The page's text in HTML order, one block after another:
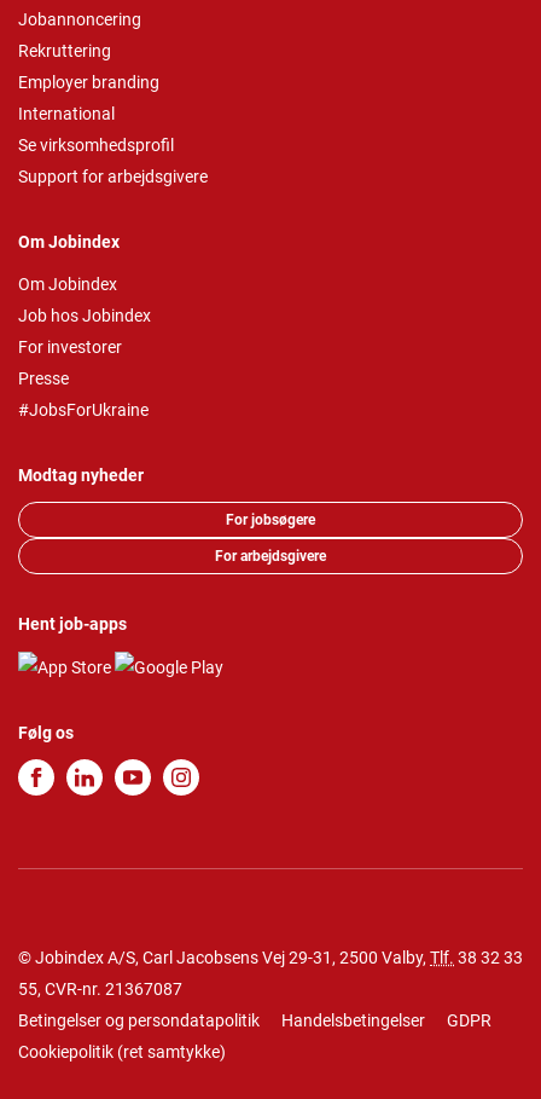
Jobannoncering
Rekruttering
Employer branding
International
Se virksomhedsprofil
Support for arbejdsgivere
Om Jobindex
Om Jobindex
Job hos Jobindex
For investorer
Presse
#JobsForUkraine
Modtag nyheder
For jobsøgere
For arbejdsgivere
Hent job-apps
Følg os
© Jobindex A/S, Carl Jacobsens Vej 29-31, 2500 Valby, Tlf. 38 32 33
55, CVR-nr. 21367087
Betingelser og persondatapolitik
Handelsbetingelser
GDPR
Cookiepolitik (ret samtykke)